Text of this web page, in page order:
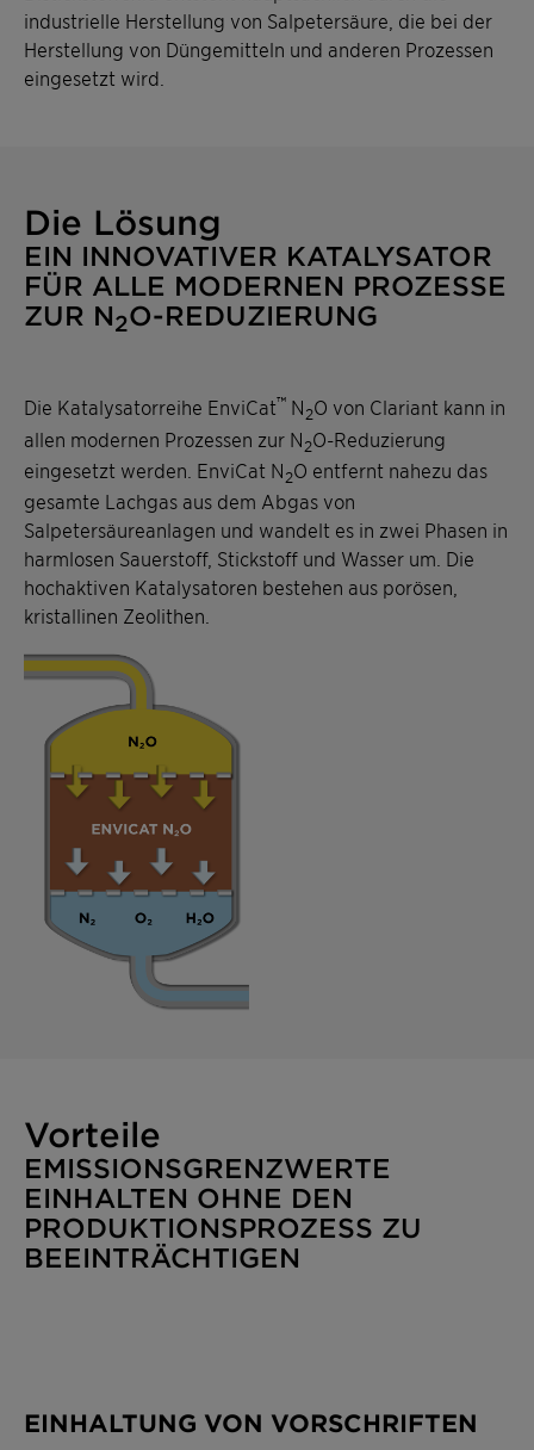
industrielle Herstellung von Salpetersäure, die bei der
Herstellung von Düngemitteln und anderen Prozessen
eingesetzt wird.
Die Lösung
EIN INNOVATIVER KATALYSATOR
FÜR ALLE MODERNEN PROZESSE
ZUR N2O-REDUZIERUNG
Die Katalysatorreihe EnviCat™ N2O von Clariant kann in
allen modernen Prozessen zur N2O-Reduzierung
eingesetzt werden. EnviCat N2O entfernt nahezu das
gesamte Lachgas aus dem Abgas von
Salpetersäureanlagen und wandelt es in zwei Phasen in
harmlosen Sauerstoff, Stickstoff und Wasser um. Die
hochaktiven Katalysatoren bestehen aus porösen,
kristallinen Zeolithen.
Vorteile
EMISSIONSGRENZWERTE
EINHALTEN OHNE DEN
PRODUKTIONSPROZESS ZU
BEEINTRÄCHTIGEN
EINHALTUNG VON VORSCHRIFTEN